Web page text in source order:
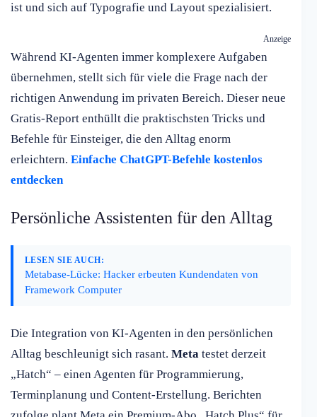
ist und sich auf Typografie und Layout spezialisiert.
Anzeige
Während KI-Agenten immer komplexere Aufgaben
übernehmen, stellt sich für viele die Frage nach der
richtigen Anwendung im privaten Bereich. Dieser neue
Gratis-Report enthüllt die praktischsten Tricks und
Befehle für Einsteiger, die den Alltag enorm
erleichtern. Einfache ChatGPT-Befehle kostenlos
entdecken
Persönliche Assistenten für den Alltag
LESEN SIE AUCH:
Metabase-Lücke: Hacker erbeuten Kundendaten von
Framework Computer
Die Integration von KI-Agenten in den persönlichen
Alltag beschleunigt sich rasant. Meta testet derzeit
„Hatch“ – einen Agenten für Programmierung,
Terminplanung und Content-Erstellung. Berichten